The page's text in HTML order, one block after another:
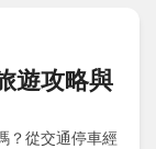
遊攻略與
？從交通停車經